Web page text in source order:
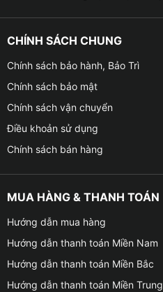
CHÍNH SÁCH CHUNG
Chính sách bảo hành, Bảo Trì
Chính sách bảo mật
Chính sách vận chuyển
Điều khoản sử dụng
Chính sách bán hàng
MUA HÀNG & THANH TOÁN
Hướng dẫn mua hàng
Hướng dẫn thanh toán Miền Nam
Hướng dẫn thanh toán Miền Bắc
Hướng dẫn thanh toán Miền Trung